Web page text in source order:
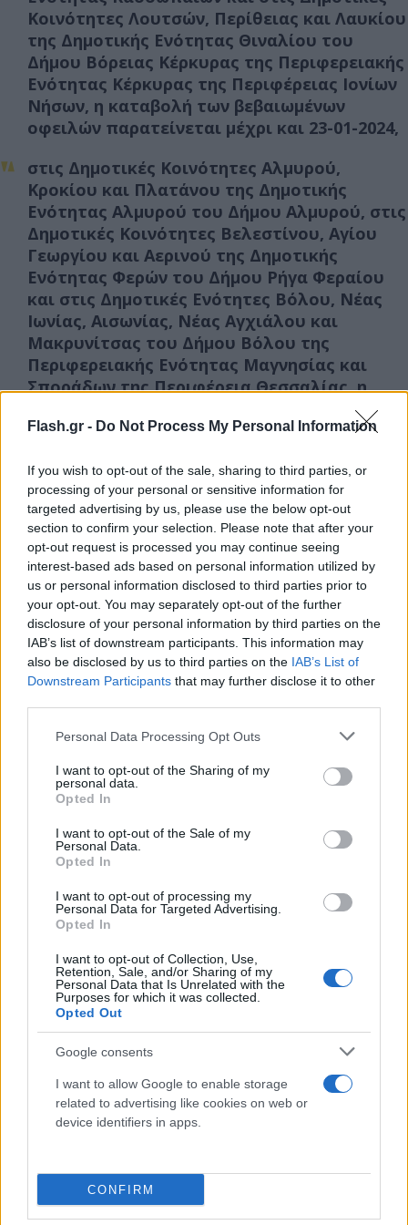
Flash.gr - Do Not Process My Personal Information
If you wish to opt-out of the sale, sharing to third parties, or
processing of your personal or sensitive information for
targeted advertising by us, please use the below opt-out
section to confirm your selection. Please note that after your
opt-out request is processed you may continue seeing
interest-based ads based on personal information utilized by
us or personal information disclosed to third parties prior to
your opt-out. You may separately opt-out of the further
disclosure of your personal information by third parties on the
IAB’s list of downstream participants. This information may
also be disclosed by us to third parties on the IAB’s List of
Downstream Participants that may further disclose it to other
Please note that this website/app uses one or more Google
not limited to your visit or usage behaviour. You may click to
grant or deny consent to Google and its third-party tags to
use your data for below specified purposes in below Google
consent section.
Personal Data Processing Opt Outs
I want to opt-out of the Sharing of my
personal data.
Opted In
I want to opt-out of the Sale of my
Personal Data.
Opted In
I want to opt-out of processing my
Personal Data for Targeted Advertising.
Opted In
I want to opt-out of Collection, Use,
Retention, Sale, and/or Sharing of my
Personal Data that Is Unrelated with the
Purposes for which it was collected.
Opted Out
Google consents
I want to allow Google to enable storage
related to advertising like cookies on web or
device identifiers in apps.
CONFIRM
Κοινότητες Λουτσών, Περίθειας και Λαυκίου
της Δημοτικής Ενότητας Θιναλίου του
Δήμου Βόρειας Κέρκυρας της Περιφερειακής
Ενότητας Κέρκυρας της Περιφέρειας Ιονίων
Νήσων, η καταβολή των βεβαιωμένων
οφειλών παρατείνεται μέχρι και 23-01-2024,
στις Δημοτικές Κοινότητες Αλμυρού,
Κροκίου και Πλατάνου της Δημοτικής
Ενότητας Αλμυρού του Δήμου Αλμυρού, στις
Δημοτικές Κοινότητες Βελεστίνου, Αγίου
Γεωργίου και Αερινού της Δημοτικής
Ενότητας Φερών του Δήμου Ρήγα Φεραίου
και στις Δημοτικές Ενότητες Βόλου, Νέας
Ιωνίας, Αισωνίας, Νέας Αγχιάλου και
Μακρυνίτσας του Δήμου Βόλου της
Περιφερειακής Ενότητας Μαγνησίας και
Σποράδων της Περιφέρεια Θεσσαλίας, η
παρατείνεται μέχρι και 26-01-2024, και
στη Δημοτική Κοινότητα Περιβλέπτου της
Δημοτικής Ενότητας Φερών του Δήμου Ρήγα
Φεραίου της Περιφερειακής Ενότητας
Μαγνησίας και Σποράδων της Περιφέρειας
Θεσσαλίας, η καταβολή των βεβαιωμένων
οφειλών παρατείνεται μέχρι και 27-01-2024.
Οι δόσεις ρυθμίσεων τμηματικής καταβολής που
λήγουν μέχρι τις ως άνω ημερομηνίες
παρατείνονται μετά το πέρας του προγράμματος
ρύθμισης. Η πρώτη δόση της ρύθμισης από εκείνες
τις δόσεις για τις οποίες χορηγείται παράταση
ημέρα του επόμενου μήνα της τελευταίας δόσης
του προγράμματος ρύθμισης τμηματικής
καταβολής. Οι επόμενες παραταθείσες δόσεις
καταβάλλονται έως την τελευταία εργάσιμη ημέρα
ημερομηνία καταβολής της πρώτης παραταθείσας.
Η συνολική διάρκεια για τις ρυθμίσεις αυτές
παρατείνεται κατά τους μήνες της χορηγηθείσας
παράτασης.
Τέλος, όσα από τα ανωτέρω πρόσωπα έχουν τις
προϋποθέσεις, σύμφωνα με το άρθρο 3 του
ν.5036/2023, να προβούν στην αναβίωση των
ευεργετικών ρυθμίσεων των 120 δόσεων και των 72
δόσεων, η προθεσμία για την υπαγωγή τους σε
2023.